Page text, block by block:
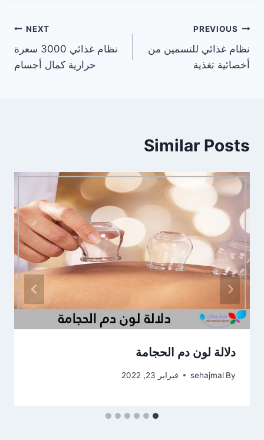
تصفّح
المقالات
PREVIOUS
نظام غذائي للتسمين من
أخصائية تغذية
NEXT
نظام غذائي 3000 سعرة
حرارية كمال أجسام
Similar Posts
دلالة لون دم الحجامة
By
sehajmal فبراير 23, 2022